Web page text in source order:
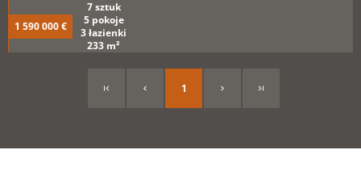
1 590 000 €
7 sztuk
5 pokoje
3 łazienki
233 m²
1